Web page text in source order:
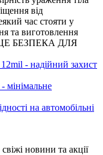
від
час стояти у
та виготовлення
ЦЕ БЕЗПЕКА ДЛЯ
- надійний захист
мінімальне
на автомобільні
новини та акції